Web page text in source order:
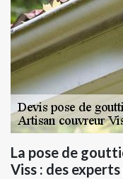
La pose de
Viss : des